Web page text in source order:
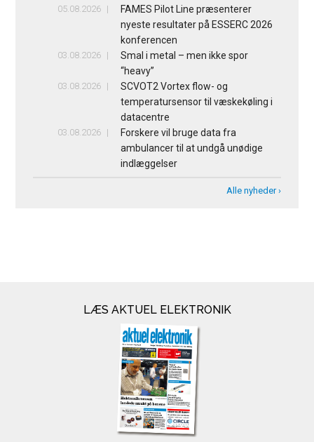
05.08.2026
FAMES Pilot Line præsenterer
nyeste resultater på ESSERC 2026
konferencen
03.08.2026
Smal i metal – men ikke spor
“heavy”
03.08.2026
SCVOT2 Vortex flow- og
temperatursensor til væskekøling i
datacentre
03.08.2026
Forskere vil bruge data fra
ambulancer til at undgå unødige
indlæggelser
Alle nyheder ›
LÆS AKTUEL ELEKTRONIK